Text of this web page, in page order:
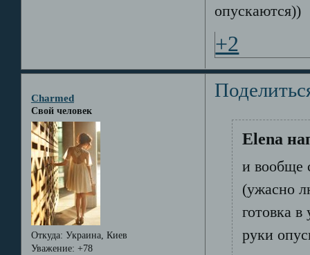
опускаются))
+2
Charmed
Свой человек
Откуда: Украина, Киев
Уважение: +78
Elena
и вообще
(ужасно
готовка
руки